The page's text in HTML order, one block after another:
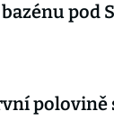
pod
polovině